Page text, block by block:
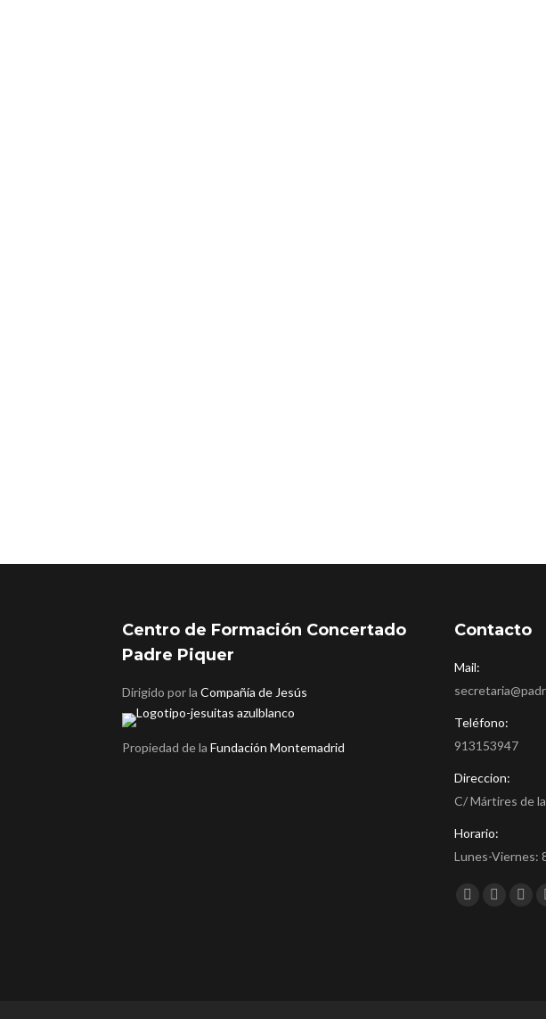
Centro de Formación Concertado
Padre Piquer
Dirigido por laCompañía de Jesús
Propiedad de laFundación Montemadrid
Contacto
Mail:
Teléfono:
913153947
Direccion:
C/ Mártires de
Horario:
Lunes-Viernes:
Encuéntranos